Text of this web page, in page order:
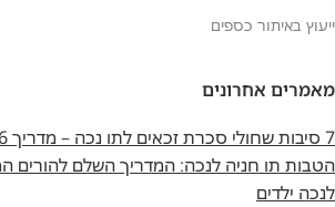
מאמרים אחרונים
7 סיבות שחולי סכרת זכאים לתו נכה – מדריך 2026 מלא
הטבות תו חניה לנכה: המדריך השלם להורים
לנכה ילדים
ייעוץ באיתור כספים